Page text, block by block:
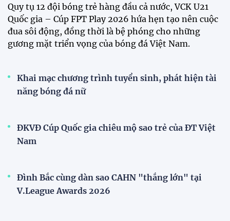
Đội tuyển Việt Nam được người hâm mộ chào đón
nồng nhiệt khi trở về Hà Nội
Đội tuyển Việt Nam rạng rỡ trở về sau chiến
thắng trước Indonesia
Đội tuyển nữ Việt Nam